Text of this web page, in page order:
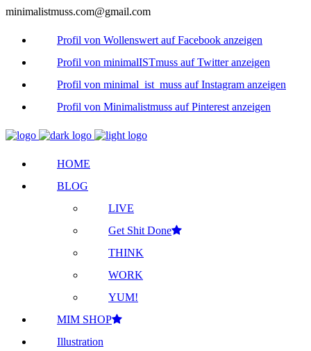
minimalistmuss.com@gmail.com
Profil von Wollenswert auf Facebook anzeigen
Profil von minimalISTmuss auf Twitter anzeigen
Profil von minimal_ist_muss auf Instagram anzeigen
Profil von Minimalistmuss auf Pinterest anzeigen
HOME
BLOG
LIVE
Get Shit Done
THINK
WORK
YUM!
MIM SHOP
Illustration